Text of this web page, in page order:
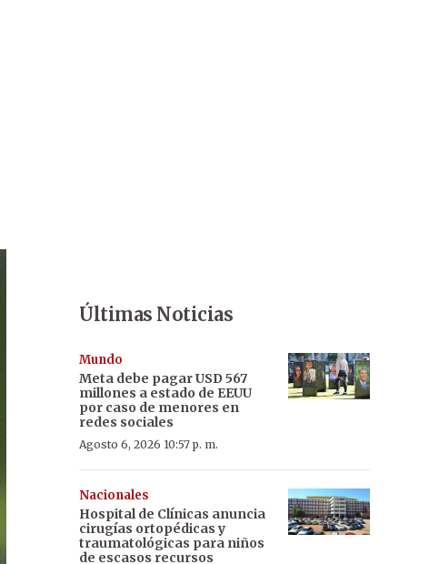
Últimas Noticias
Mundo
Meta debe pagar USD 567
millones a estado de EEUU
por caso de menores en
redes sociales
Agosto 6, 2026 10:57 p. m.
Nacionales
Hospital de Clínicas anuncia
cirugías ortopédicas y
traumatológicas para niños
de escasos recursos